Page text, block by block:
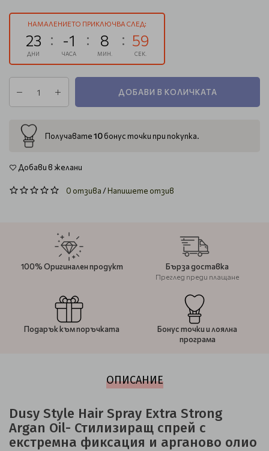
НАМАЛЕНИЕТО ПРИКЛЮЧВА СЛЕД:
23
ДНИ
-1
ЧАСА
8
МИН.
58
СЕК.
ДОБАВИ В КОЛИЧКАТА
Получавате10бонус точки при покупка.
Добави в желани
0 отзива/Напишете отзив
100% Оригинален продукт Бърза доставка
Преглед преди плащане
Подарък към поръчката
Бонус точки и лоялна
програма
ОПИСАНИЕ
Dusy Style Hair Spray Extra Strong
Argan Oil- Стилизиращ спрей с
екстремна фиксация и арганово олио